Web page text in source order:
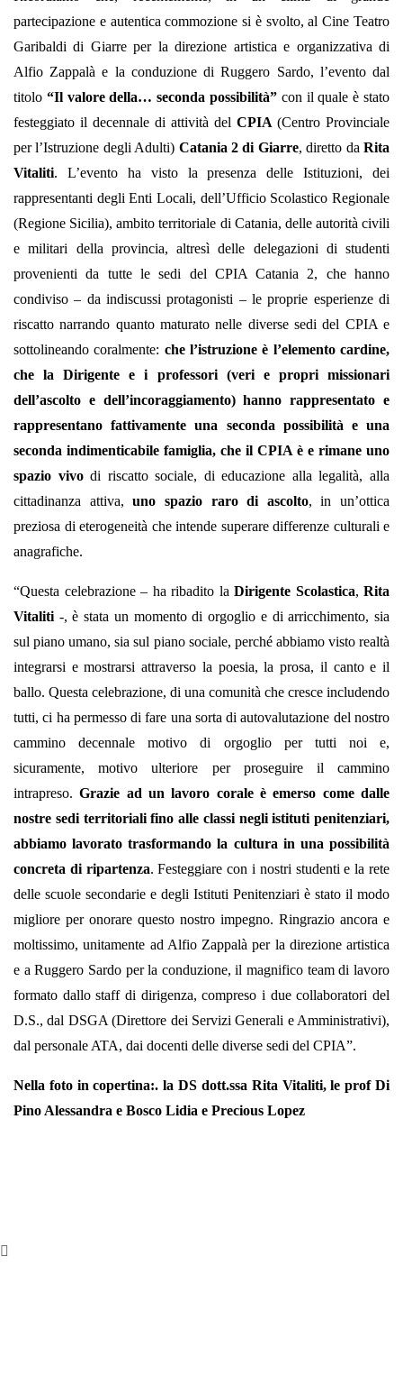
partecipazione e autentica commozione si è svolto, al Cine Teatro
Garibaldi di Giarre per la direzione artistica e organizzativa di
Alfio Zappalà e la conduzione di Ruggero Sardo, l’evento dal
titolo “Il valore della… seconda possibilità” con il quale è stato
festeggiato il decennale di attività del CPIA (Centro Provinciale
per l’Istruzione degli Adulti) Catania 2 di Giarre, diretto daRita
Vitaliti. L’evento ha visto la presenza delle Istituzioni, dei
rappresentanti degli Enti Locali, dell’Ufficio Scolastico Regionale
(Regione Sicilia), ambito territoriale di Catania, delle autorità civili
e militari della provincia, altresì delle delegazioni di studenti
provenienti da tutte le sedi del CPIA Catania 2, che hanno
condiviso – da indiscussi protagonisti – le proprie esperienze di
riscatto narrando quanto maturato nelle diverse sedi del CPIA e
sottolineando coralmente: che l’istruzione è l’elemento cardine,
che la Dirigente e i professori (veri e propri missionari
dell’ascolto e dell’incoraggiamento) hanno rappresentato e
rappresentano fattivamente una seconda possibilità e una
seconda indimenticabile famiglia, che il CPIA è e rimane uno
spazio vivodi riscatto sociale, di educazione alla legalità, alla
cittadinanza attiva,uno spazio raro di ascolto, in un’ottica
preziosa di eterogeneità che intende superare differenze culturali e
anagrafiche.
“Questa celebrazione – ha ribadito la Dirigente Scolastica, Rita
Vitaliti -, è stata un momento di orgoglio e di arricchimento, sia
sul piano umano, sia sul piano sociale, perché abbiamo visto realtà
integrarsi e mostrarsi attraverso la poesia, la prosa, il canto e il
ballo. Questa celebrazione, di una comunità che cresce includendo
tutti, ci ha permesso di fare una sorta di autovalutazione del nostro
cammino decennale motivo di orgoglio per tutti noi e,
sicuramente, motivo ulteriore per proseguire il cammino
intrapreso.Grazie ad un lavoro corale è emerso come dalle
nostre sedi territoriali fino alle classi negli istituti penitenziari,
abbiamo lavorato trasformando la cultura in una possibilità
concreta di ripartenza. Festeggiare con i nostri studenti e la rete
delle scuole secondarie e degli Istituti Penitenziari è stato il modo
migliore per onorare questo nostro impegno. Ringrazio ancora e
moltissimo, unitamente ad Alfio Zappalà per la direzione artistica
e a Ruggero Sardo per la conduzione, il magnifico team di lavoro
formato dallo staff di dirigenza, compreso i due collaboratori del
D.S., dal DSGA (Direttore dei Servizi Generali e Amministrativi),
dal personale ATA, dai docenti delle diverse sedi del CPIA”.
Nella foto in copertina:. la DS dott.ssa Rita Vitaliti, le prof Di
Pino Alessandra e Bosco Lidia e Precious Lopez